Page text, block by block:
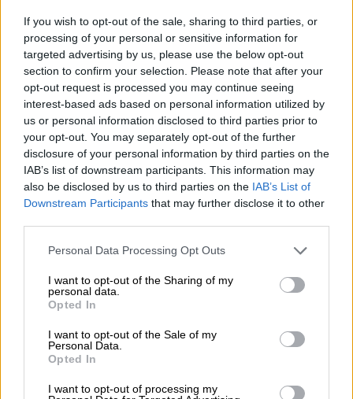
If you wish to opt-out of the sale, sharing to third parties, or
processing of your personal or sensitive information for
targeted advertising by us, please use the below opt-out
section to confirm your selection. Please note that after your
opt-out request is processed you may continue seeing
interest-based ads based on personal information utilized by
us or personal information disclosed to third parties prior to
your opt-out. You may separately opt-out of the further
disclosure of your personal information by third parties on the
IAB’s list of downstream participants. This information may
also be disclosed by us to third parties on the IAB’s List of
Downstream Participants that may further disclose it to other
Please note that this website/app uses one or more Google
not limited to your visit or usage behaviour. You may click to
grant or deny consent to Google and its third-party tags to
use your data for below specified purposes in below Google
consent section.
Personal Data Processing Opt Outs
I want to opt-out of the Sharing of my
personal data.
Opted In
I want to opt-out of the Sale of my
Personal Data.
Opted In
I want to opt-out of processing my
ψάρεμα
ψαράδες
POPULAR VIDEOS